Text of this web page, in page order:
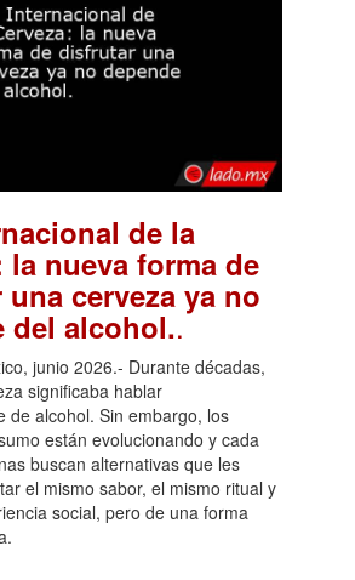
de la
la nueva forma de
cerveza ya no
del alcohol..
junio 2026.- Durante décadas,
significaba hablar
de alcohol. Sin embargo, los
están evolucionando y cada
buscan alternativas que les
el mismo sabor, el mismo ritual y
social, pero de una forma